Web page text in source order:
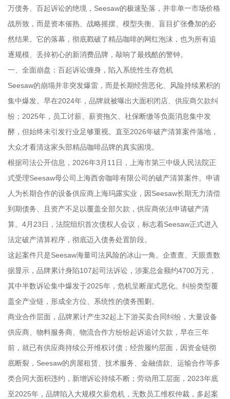
万债务、百起诉讼的绝境，Seesaw的极速坠落，并非单一市场价格
战所致，而是资本催熟、战略摇摆、模型失衡、盲目扩张叠加的必
然结果。它的落幕，彻底戳破了精品咖啡的网红泡沫，也为所有追
逐规模、丢掉初心的新消费品牌，敲响了最残酷的警钟。
一、全面崩盘：百起诉讼缠身，陷入系统性生存危机
Seesaw的崩塌并非突发爆雷，而是长期经营恶化、风险持续累积的
集中爆发。早在2024年，品牌就被曝出大面积闭店、供应商欠款纠
纷；2025年，员工讨薪、薪资拖欠、社保断缴等负面消息集中发
酵，但始终未引发行业足够重视。直至2026年破产清算案件落地，
大众才看清这家头部精品咖啡品牌的真实困境。
根据司法公开信息，2026年3月11日，上海市第三中级人民法院正
式受理Seesaw母公司上海西舍咖啡有限公司的破产清算案件。申请
人为长期合作的设备供应商上海玛露实业，因Seesaw长期无力清偿
到期债务、且资产不足以覆盖全部欠款，供应商依法申请破产清
算。4月23日，法院组织首次债权人会议，标志着Seesaw正式进入
法定破产清算程序，彻底迈入债务处置阶段。
这起案件只是Seesaw海量司法风险的冰山一角。企查查、天眼查数
据显示，品牌累计身陷107起司法诉讼，涉案总金额约4700万元，
其中半数诉讼集中爆发于2025年，危机呈断崖式恶化。纠纷类型覆
盖全产业链，形成全方位、系统性的债务围剿。
商业合作层面，品牌累计产生32起上下游买卖合同纠纷，大量设备
供应商、物料服务商、物流合作方纷纷起诉追讨欠款，早在三年
前，就已有供应商持续公开维权讨债；经营履约层面，因资金链彻
底断裂，Seesaw的房屋租赁、技术服务、金融借款、运输合作等多
类合同大面积违约，新增诉讼持续不断；劳动用工层面，2023年底
至2025年，品牌陷入大规模欠薪危机，无数员工维权仲裁，多起案